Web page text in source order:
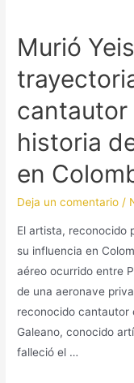
Murió
cantautor
historia
en
Deja un comentario /
El artista, reconocido
su influencia en
aéreo ocurrido entre
de una aeronave
reconocido cantautor
Galeano, conocido
falleció el …